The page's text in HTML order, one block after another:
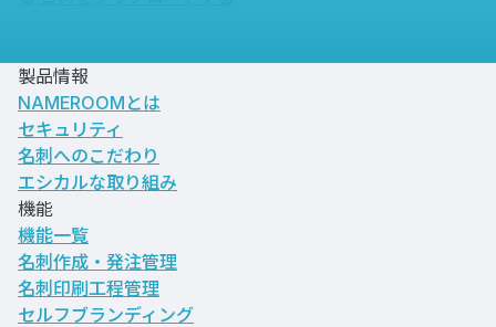
製品情報
NAMEROOMとは
セキュリティ
名刺へのこだわり
エシカルな取り組み
機能
機能一覧
名刺作成・発注管理
名刺印刷工程管理
セルフブランディング